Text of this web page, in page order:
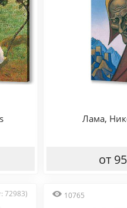
Лама,
от
72983) 10765